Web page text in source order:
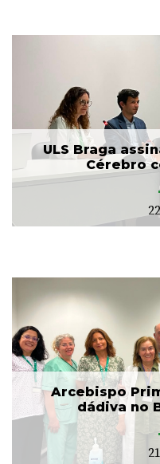
ULS Braga
Cérebro
Arcebispo
dádiva no